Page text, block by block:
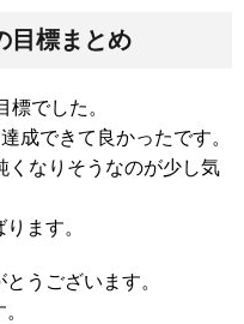
目標まとめ
でした。
成できて良かったです。
くなりそうなのが少し気
ます。
うございます。